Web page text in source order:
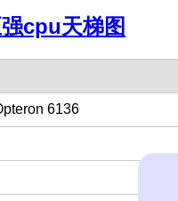
cpu天梯图
6136